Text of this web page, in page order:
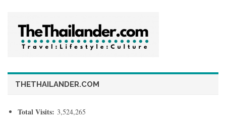
• THE RISING DRAGON REALM การกลับมาของ “จักรพรรดิ
พบกับการกลับมาอย่างยิ่งใหญ่เกรียงไกรของ
THETHAILANDER.COM
Total Visits: 3,524,265